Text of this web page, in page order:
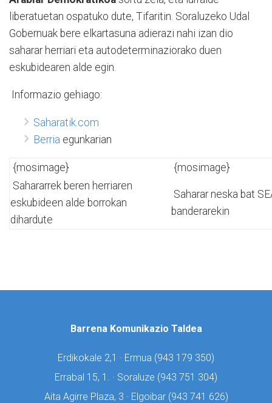
liberatuetan ospatuko dute, Tifaritin. Soraluzeko Udal
Gobernuak bere elkartasuna adierazi nahi izan dio
saharar herriari eta autodeterminaziorako duen
eskubidearen alde egin.
Informazio gehiago:
Saharatik.com
Berria egunkarian
{mosimage}
{mosimage}
Sahararrek beren herriaren
eskubideen alde borrokan
dihardute
Saharar neska bat
Barrena Komunikazio Taldea
Erdikokale 2,1 · Ermua (943 179 350)
Errabal 15, 1. · Soraluze (943 751 304)
Aita Agirre Plaza, 3 · Elgoibar (943 741 626)